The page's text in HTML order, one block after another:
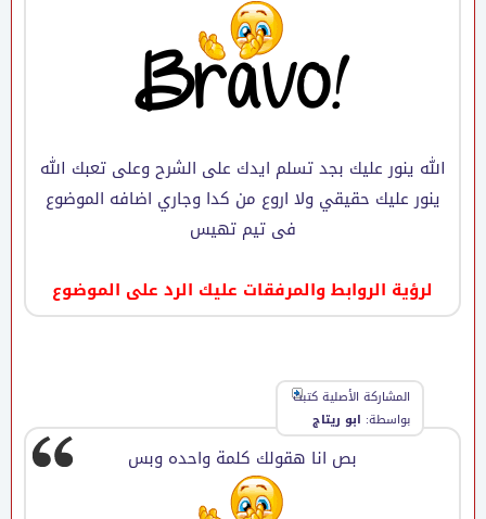
الله ينور عليك بجد تسلم ايدك على الشرح وعلى تعبك الله
ينور عليك حقيقي ولا اروع من كدا وجاري اضافه الموضوع
فى تيم تهيس
لرؤية الروابط والمرفقات عليك الرد على الموضوع
المشاركة الأصلية كتبت
بواسطة: ابو ريتاج
بص انا هقولك كلمة واحده وبس